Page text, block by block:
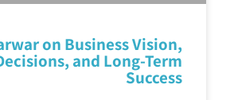
on Business Vision,
and Long-Term
Success